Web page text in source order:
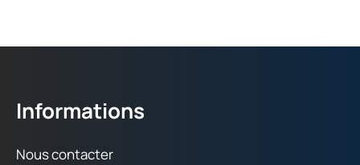
Informations
Nous contacter